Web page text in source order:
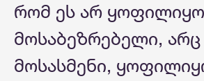
რომ ეს არ
მოსაბეზრებელი,
მოსასმენი,